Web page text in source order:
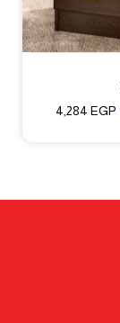
4,284 EGP